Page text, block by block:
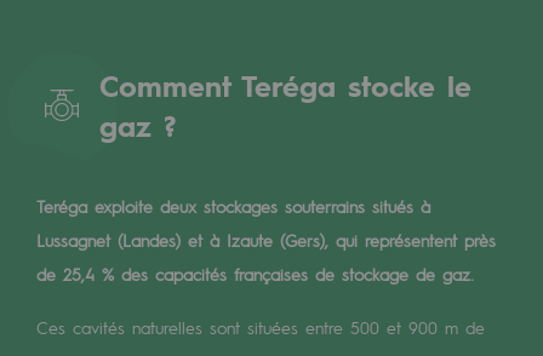
Teréga
Accélérateur de la transition énergétique
Une organisation adaptative et ouverte
Une organisation adaptative et
Digitalisation
Comment Teréga stocke le
gaz ?
Teréga exploite deux stockages souterrains situés à
Lussagnet (Landes) et à Izaute (Gers), qui représentent près
de 25,4 % des capacités françaises de stockage de gaz.
Ces cavités naturelles sont situées entre 500 et 900 m de